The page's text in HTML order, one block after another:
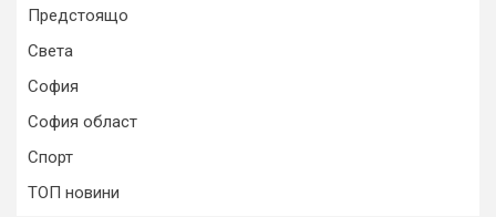
Предстоящо
Света
София
София област
Спорт
ТОП новини